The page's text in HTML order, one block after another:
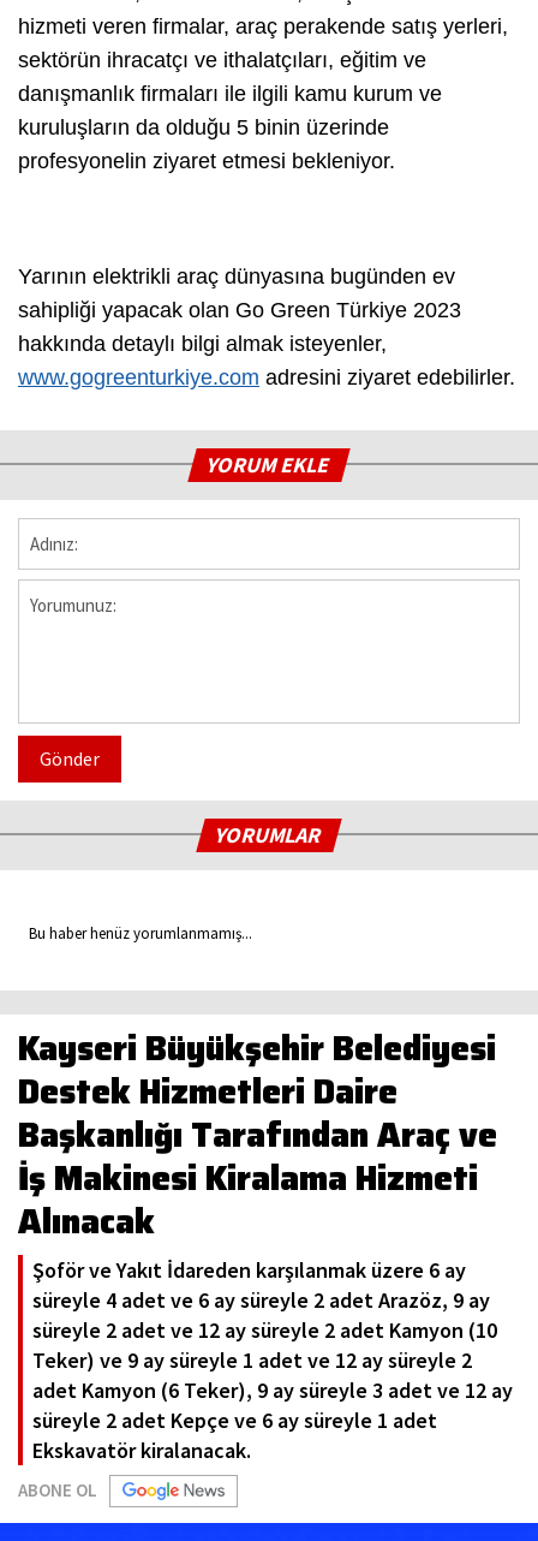
hizmeti veren firmalar, araç perakende satış yerleri,
sektörün ihracatçı ve ithalatçıları, eğitim ve
danışmanlık firmaları ile ilgili kamu kurum ve
kuruluşların da olduğu 5 binin üzerinde
profesyonelin ziyaret etmesi bekleniyor.
Yarının elektrikli araç dünyasına bugünden ev
sahipliği yapacak olan Go Green Türkiye 2023
hakkında detaylı bilgi almak isteyenler,
www.gogreenturkiye.com adresini ziyaret edebilirler.
YORUM EKLE
Gönder
YORUMLAR
Bu haber henüz yorumlanmamış...
Kayseri Büyükşehir Belediyesi
Destek Hizmetleri Daire
Başkanlığı Tarafından Araç ve
İş Makinesi Kiralama Hizmeti
Alınacak
Şoför ve Yakıt İdareden karşılanmak üzere 6 ay
süreyle 4 adet ve 6 ay süreyle 2 adet Arazöz, 9 ay
süreyle 2 adet ve 12 ay süreyle 2 adet Kamyon (10
Teker) ve 9 ay süreyle 1 adet ve 12 ay süreyle 2
adet Kamyon (6 Teker), 9 ay süreyle 3 adet ve 12 ay
süreyle 2 adet Kepçe ve 6 ay süreyle 1 adet
Ekskavatör kiralanacak.
ABONE OL